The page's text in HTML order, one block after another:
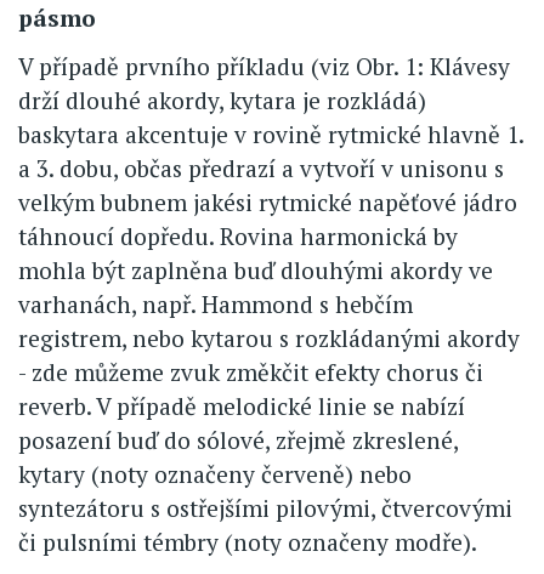
pásmo
V případě prvního příkladu (viz Obr. 1: Klávesy
drží dlouhé akordy, kytara je rozkládá)
baskytara akcentuje v rovině rytmické hlavně 1.
a 3. dobu, občas předrazí a vytvoří v unisonu s
velkým bubnem jakési rytmické napěťové jádro
táhnoucí dopředu. Rovina harmonická by
mohla být zaplněna buď dlouhými akordy ve
varhanách, např. Hammond s hebčím
registrem, nebo kytarou s rozkládanými akordy
- zde můžeme zvuk změkčit efekty chorus či
reverb. V případě melodické linie se nabízí
posazení buď do sólové, zřejmě zkreslené,
kytary (noty označeny červeně) nebo
syntezátoru s ostřejšími pilovými, čtvercovými
či pulsními témbry (noty označeny modře).